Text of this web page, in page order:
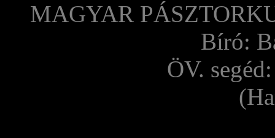
MAGYAR
Bíró:
ÖV.